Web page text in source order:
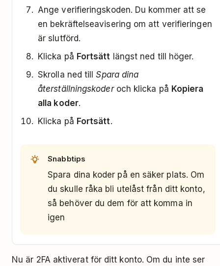
Ange verifieringskoden. Du kommer att se
en bekräftelseavisering om att verifieringen
är slutförd.
Klicka på Fortsätt längst ned till höger.
Skrolla ned tillSpara dina
återställningskoderoch klicka på Kopiera
alla koder.
Klicka på Fortsätt.
Snabbtips
Spara dina koder på en säker plats. Om
du skulle råka bli utelåst från ditt konto,
så behöver du dem för att komma in
igen
Nu är 2FA aktiverat för ditt konto. Om du inte ser